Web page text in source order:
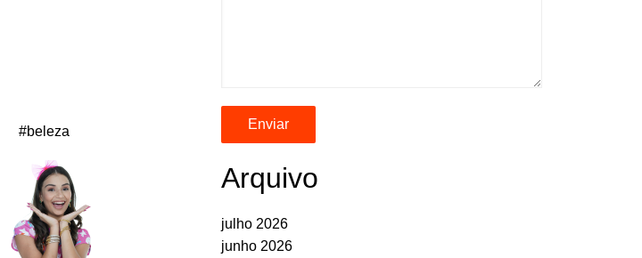
#beleza
Arquivo
julho 2026
junho 2026